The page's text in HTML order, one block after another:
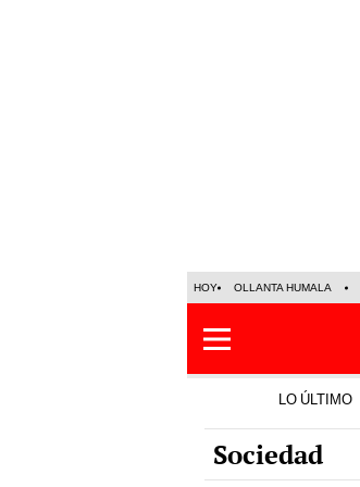
HOY OLLANTA HUMALA
LO ÚLTIMO
Sociedad